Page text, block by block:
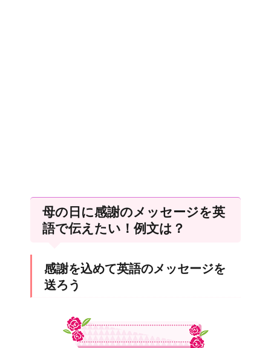
母の日に感謝のメッセージを英
語で伝えたい！例文は？
感謝を込めて英語のメッセージを
送ろう